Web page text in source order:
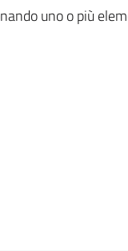
uno o più